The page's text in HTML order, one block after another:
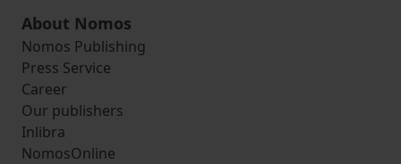
About Nomos
Nomos Publishing
Press Service
Career
Our publishers
Inlibra
NomosOnline